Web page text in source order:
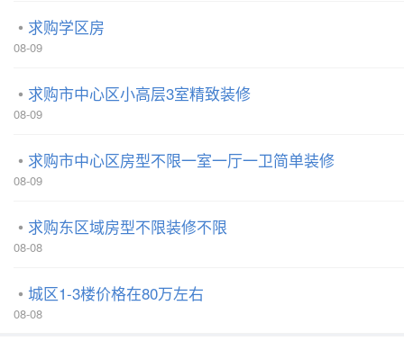
求购学区房
08-09
求购市中心区小高层3室精致装修
08-09
求购市中心区房型不限一室一厅一卫简单装修
08-09
求购东区域房型不限装修不限
08-08
城区1-3楼价格在80万左右
08-08